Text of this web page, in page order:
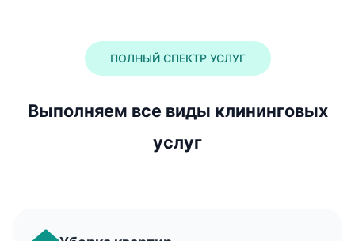
ПОЛНЫЙ СПЕКТР УСЛУГ
Выполняем все виды клининговых
услуг